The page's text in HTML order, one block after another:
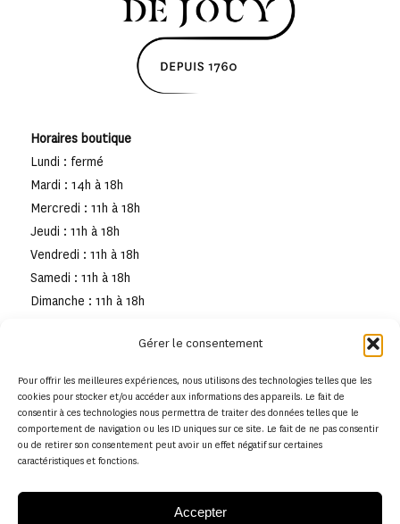
Gérer le consentement
Pour offrir les meilleures expériences, nous utilisons des technologies telles que les
cookies pour stocker et/ou accéder aux informations des appareils. Le fait de
consentir à ces technologies nous permettra de traiter des données telles que le
comportement de navigation ou les ID uniques sur ce site. Le fait de ne pas consentir
ou de retirer son consentement peut avoir un effet négatif sur certaines
caractéristiques et fonctions.
Accepter
Horaires boutique
Lundi : fermé
Mardi : 14h à 18h
Mercredi : 11h à 18h
Jeudi : 11h à 18h
Vendredi : 11h à 18h
Samedi : 11h à 18h
Dimanche : 11h à 18h